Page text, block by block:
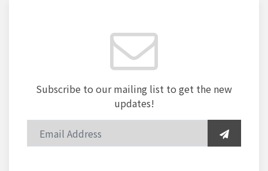
Subscribe to our mailing list to get the new
updates!